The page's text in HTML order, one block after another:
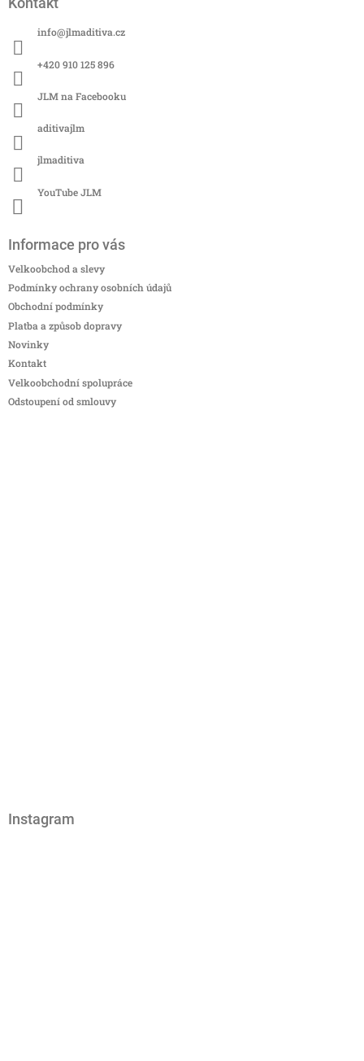
info@jlmaditiva.cz
+420 910 125 896
JLM na Facebooku
aditivajlm
jlmaditiva
YouTube JLM
Informace pro vás
Velkoobchod a slevy
Podmínky ochrany osobních údajů
Obchodní podmínky
Platba a způsob dopravy
Novinky
Kontakt
Velkoobchodní spolupráce
Odstoupení od smlouvy
Instagram